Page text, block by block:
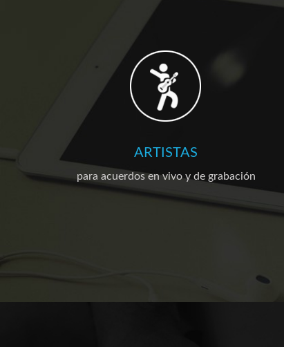
ARTISTAS
para acuerdos en vivo y de grabación